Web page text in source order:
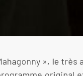
», le